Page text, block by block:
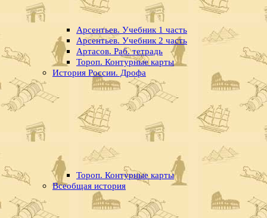
Арсентьев. Учебник 1 часть
Арсентьев. Учебник 2 часть
Артасов. Раб. тетрадь
Тороп. Контурные карты
История России. Дрофа
Тороп. Контурные карты
Всеобщая история